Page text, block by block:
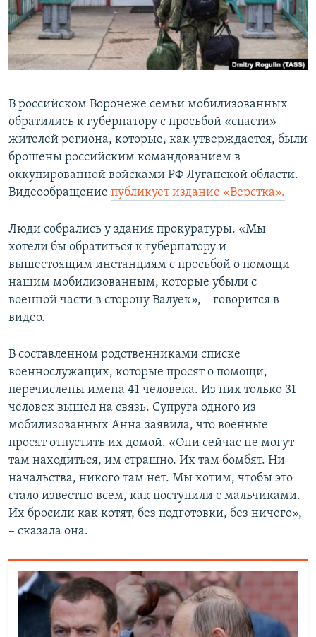
ПОБЕДИТЕЛЕЙ НЕ СУДЯТ?
КРЫМ.НЕПОКОРЕННЫЙ
ELIFBE
ПРИСОЕДИНЯЙТЕСЬ!
Все сайты RFE/RL
В российском Воронеже семьи мобилизованных
обратились к губернатору с просьбой «спасти»
жителей региона, которые, как утверждается, были
брошены российским командованием в
оккупированной войсками РФ Луганской области.
Видеообращение публикует издание «Верстка».
Люди собрались у здания прокуратуры. «Мы
хотели бы обратиться к губернатору и
вышестоящим инстанциям с просьбой о помощи
нашим мобилизованным, которые убыли с
военной части в сторону Валуек», – говорится в
видео.
В составленном родственниками списке
военнослужащих, которые просят о помощи,
перечислены имена 41 человека. Из них только 31
человек вышел на связь. Супруга одного из
мобилизованных Анна заявила, что военные
просят отпустить их домой. «Они сейчас не могут
там находиться, им страшно. Их там бомбят. Ни
начальства, никого там нет. Мы хотим, чтобы это
стало известно всем, как поступили с мальчиками.
Их бросили как котят, без подготовки, без ничего»,
– сказала она.